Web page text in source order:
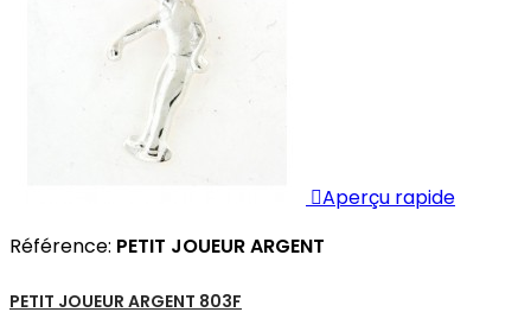
Aperçu rapide
Référence: PETIT JOUEUR ARGENT
PETIT JOUEUR ARGENT 803F